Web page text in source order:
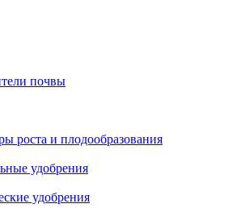
почвы
роста и плодообразования
удобрения
удобрения